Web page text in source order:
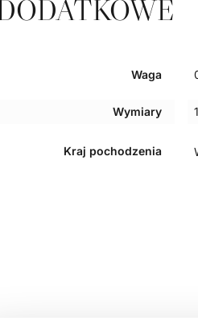
Waga
Wymiary
Kraj pochodzenia